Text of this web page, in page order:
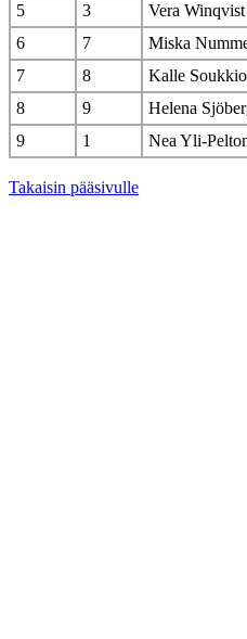
5
3
Vera
6
7
Miska
7
8
Kalle
8
9
Helena
9
1 Nea Yli-
Takaisin pääsivulle